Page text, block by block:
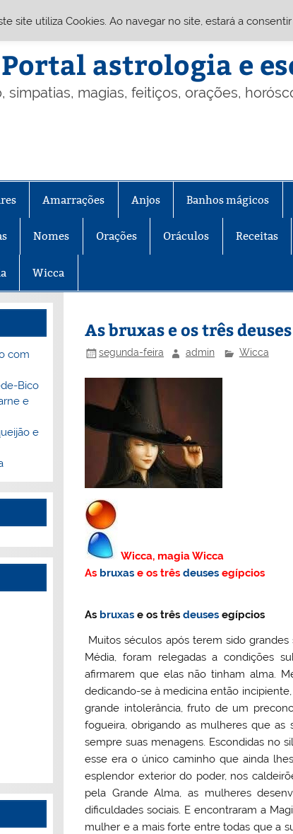
astrologia e
simpatias, magias, feitiços, orações,
Amarrações Anjos Banhos mágicos
Nomes Orações Oráculos Receitas
Wicca
As bruxas e os três
segunda-feira admin Wicca
Wicca, magia Wicca
As bruxas e os trêsdeuses egípcios
As bruxas e os trêsdeuses egípcios
Muitos séculos após terem sido
Média, foram relegadas a condições
afirmarem que elas não tinham alma.
dedicando-se à medicina então
grande intolerância, fruto de um
fogueira, obrigando as mulheres que
sempre suas menagens. Escondidas no
esse era o único caminho que ainda
esplendor exterior do poder, nos
pela Grande Alma, as mulheres
dificuldades sociais. E encontraram a
mulher e a mais forte entre todas que a
com
Bico
e
e
site utiliza Cookies. Ao navegar no site, estará a